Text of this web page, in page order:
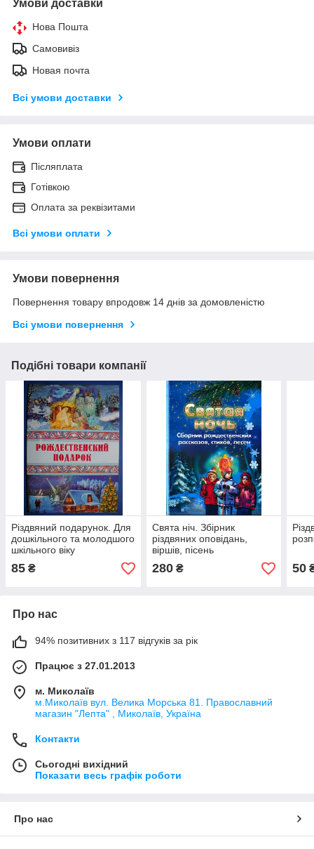
Умови доставки
Нова Пошта
Самовивіз
Новая почта
Всі умови доставки
Умови оплати
Післяплата
Готівкою
Оплата за реквізитами
Всі умови оплати
Умови повернення
Повернення товару впродовж 14 днів за домовленістю
Всі умови повернення
Подібні товари компанії
Різдвяний подарунок. Для
дошкільного та молодшого
шкільного віку
85 ₴
Свята ніч. Збірник
різдвяних оповідань,
віршів, пісень
280₴ 50
Про нас
94% позитивних з 117 відгуків за рік
Працює з 27.01.2013
м. Миколаїв
м.Миколаїв вул. Велика Морська 81. Православний
магазин "Лепта" , Миколаїв, Україна
Контакти
Сьогодні вихідний
Показати весь графік роботи
Про нас